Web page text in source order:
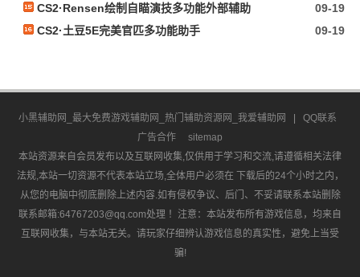
CS2·Rensen绘制自瞄演技多功能外部辅助
09-19
CS2·土豆5E完美官匹多功能助手
09-19
小黑辅助网_最大免费游戏辅助网_热门辅助资源网_我爱辅助网 |
QQ联系
广告合作
sitemap
本站资源来自会员发布以及互联网收集,仅供用于学习和交流,请遵循相关法律
法规,本站一切资源不代表本站立场,全体用户必须在 下载后的24个小时之内，
从您的电脑中彻底删除上述内容.如有侵权争议、后门、不妥请联系本站删除
联系邮箱:64767203@qq.com处理 ！注意：本站发布所有游戏信息，均来自
互联网收集，与本站无关。请玩家仔细辨认游戏信息的真实性，避免上当受
骗!